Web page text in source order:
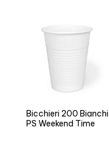
Bicchieri 200 Bianchi
PS Weekend Time